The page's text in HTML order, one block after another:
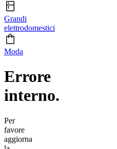
Grandi
elettrodomestici
Moda
Errore
interno.
Per
favore
aggiorna